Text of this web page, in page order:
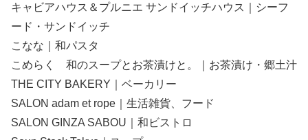
キャビアハウス＆プルニエ サンドイッチハウス｜シーフ
ード・サンドイッチ
こなな｜和パスタ
こめらく 和のスープとお茶漬けと。｜お茶漬け・郷土汁
THE CITY BAKERY｜ベーカリー
SALON adam et rope｜生活雑貨、フード
SALON GINZA SABOU｜和ビストロ